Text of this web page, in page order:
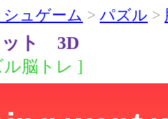
ュゲーム > パズル >
ット 3D
脳トレ ]